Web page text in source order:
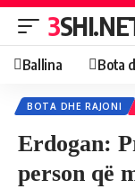
Ballina Bota
BOTA DHE RAJONI
Erdogan:
person që